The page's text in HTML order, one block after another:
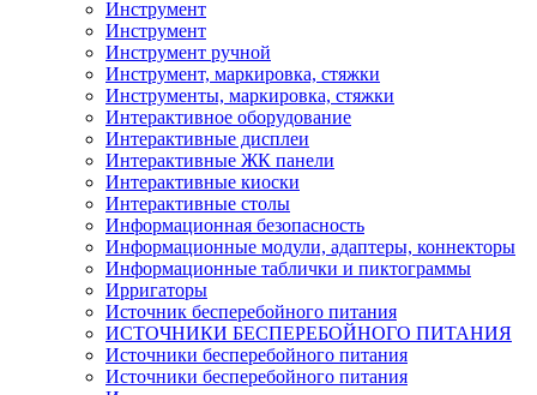
Инструмент
Инструмент
Инструмент ручной
Инструмент, маркировка, стяжки
Инструменты, маркировка, стяжки
Интерактивное оборудование
Интерактивные дисплеи
Интерактивные ЖК панели
Интерактивные киоски
Интерактивные столы
Информационная безопасность
Информационные модули, адаптеры, коннекторы
Информационные таблички и пиктограммы
Ирригаторы
Источник бесперебойного питания
ИСТОЧНИКИ БЕСПЕРЕБОЙНОГО ПИТАНИЯ
Источники бесперебойного питания
Источники бесперебойного питания